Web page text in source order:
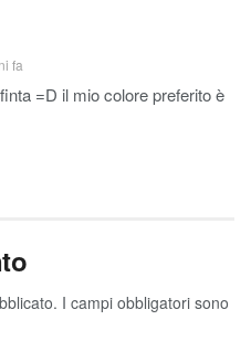
fa
=D il mio colore preferito è
I campi obbligatori sono